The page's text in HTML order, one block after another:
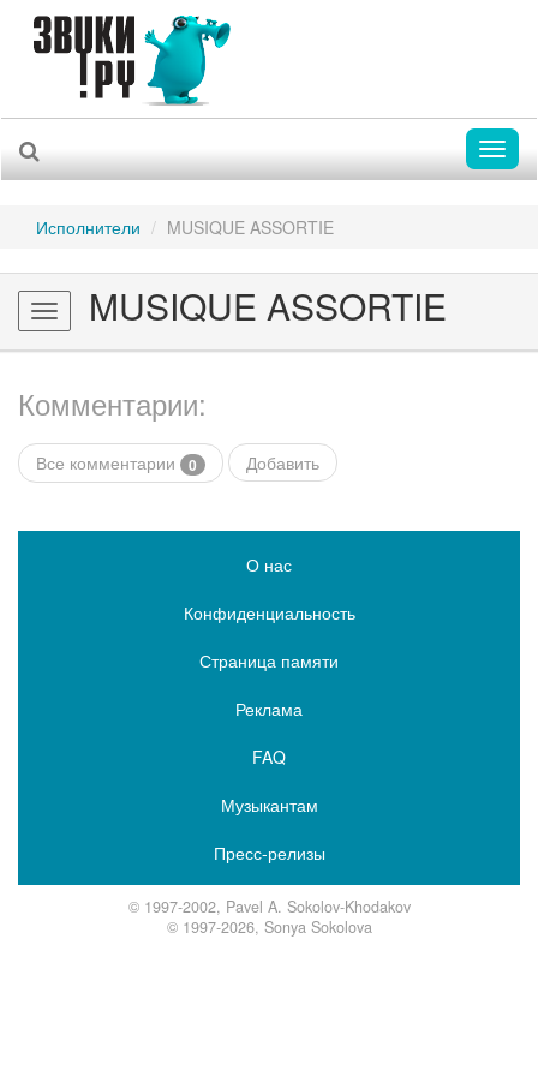
Исполнители MUSIQUE ASSORTIE
Toggle
navigation
MUSIQUE ASSORTIE
Комментарии:
Все комментарии 0 Добавить
О нас
Конфиденциальность
Страница памяти
Реклама
FAQ
Музыкантам
Пресс-релизы
© 1997-2002, Pavel A. Sokolov-Khodakov
© 1997-2026, Sonya Sokolova